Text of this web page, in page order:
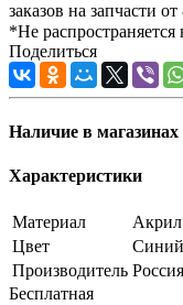
заказов на запчасти
*Не
Поделиться
Наличие в магазинах
Характеристики
Материал
Акрил
Цвет
Синий
Производитель Россия
Бесплатная